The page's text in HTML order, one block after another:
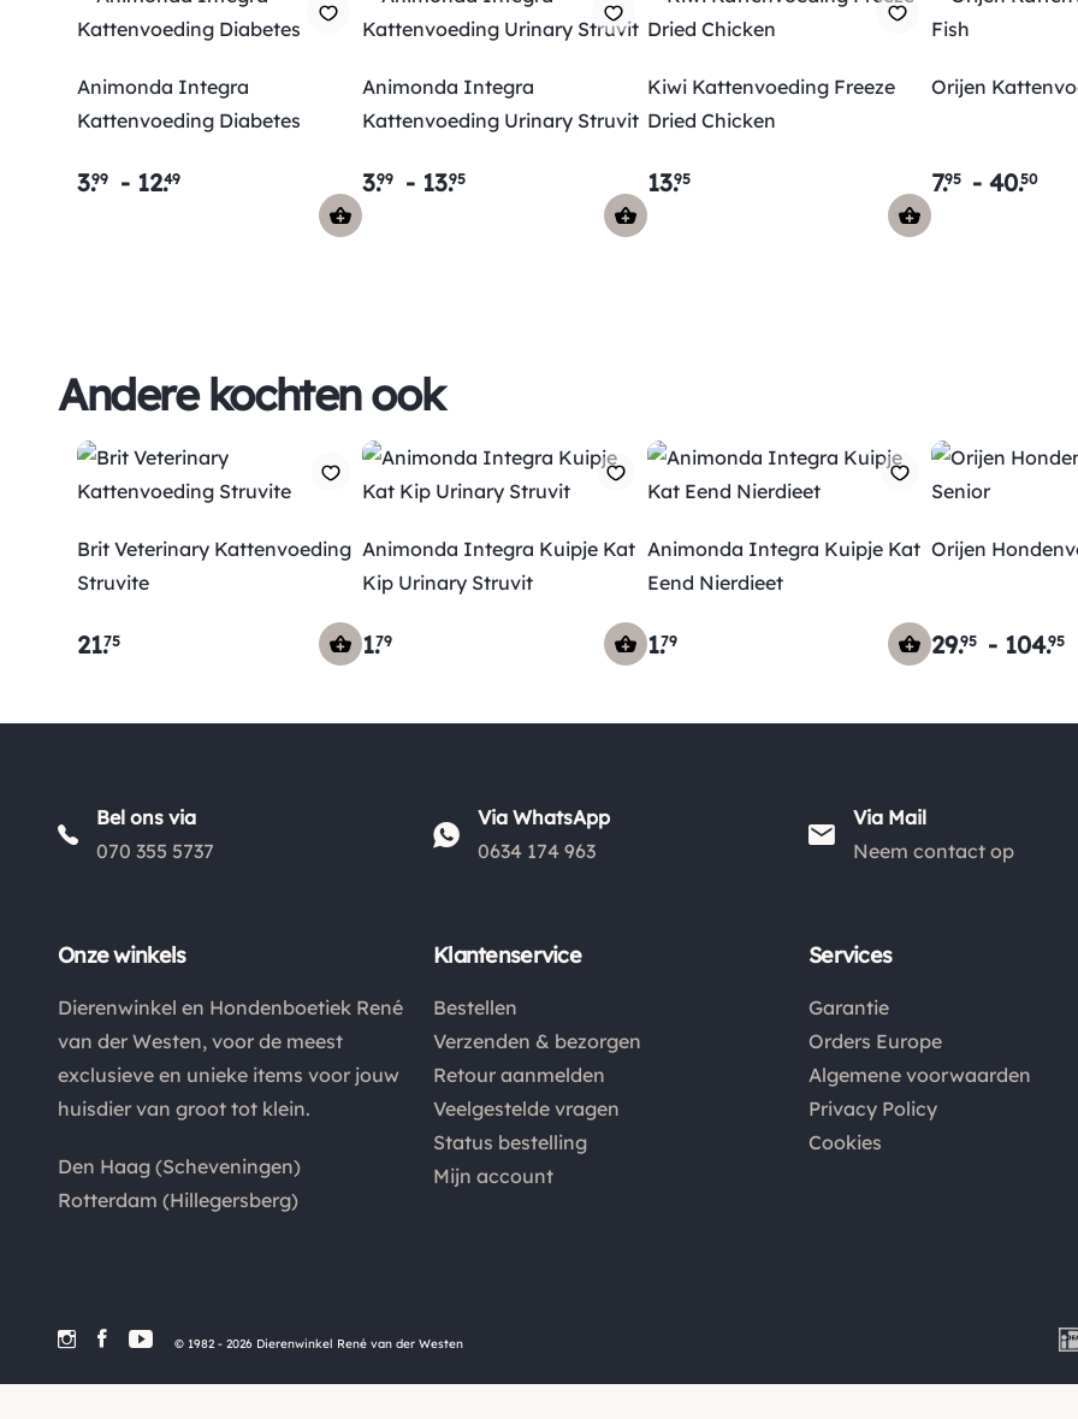
Animonda Integra
Kattenvoeding Diabetes
3.99 - 12.49
Animonda Integra
Kattenvoeding Urinary Struvit
3.99 - 13.95
Kiwi Kattenvoeding Freeze
Dried Chicken
13.95
Orijen
7.95 -40.50
Andere kochten ook
Brit Veterinary Kattenvoeding
Struvite
21.75
Animonda Integra Kuipje Kat
Kip Urinary Struvit
1.79
Animonda Integra Kuipje Kat
Eend Nierdieet
1.79
Orijen
29.95 - 104.95
Bel ons via
070 355 5737
Via WhatsApp
0634 174 963
Via Mail
Neem contact op
Onze winkels
Dierenwinkel en Hondenboetiek René
van der Westen, voor de meest
exclusieve en unieke items voor jouw
huisdier van groot tot klein.
Den Haag (Scheveningen)
Rotterdam (Hillegersberg)
Klantenservice
Bestellen
Verzenden & bezorgen
Retour aanmelden
Veelgestelde vragen
Status bestelling
Mijn account
Services
Garantie
Orders Europe
Algemene voorwaarden
Privacy Policy
Cookies
© 1982 - 2026 Dierenwinkel René van der Westen